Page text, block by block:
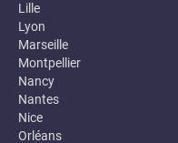
Lille
Lyon
Marseille
Montpellier
Nancy
Nantes
Nice
Orléans